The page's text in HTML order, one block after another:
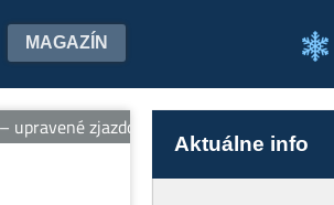
MAGAZÍN
zjazdovky, vleky, ubytovanie pri
Aktuálne info